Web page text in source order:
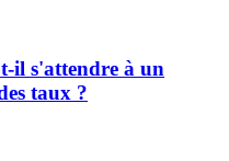
il s'attendre à un
taux ?